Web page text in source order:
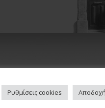
Δημοτικό Θέατρο
Ρυθμίσεις cookies